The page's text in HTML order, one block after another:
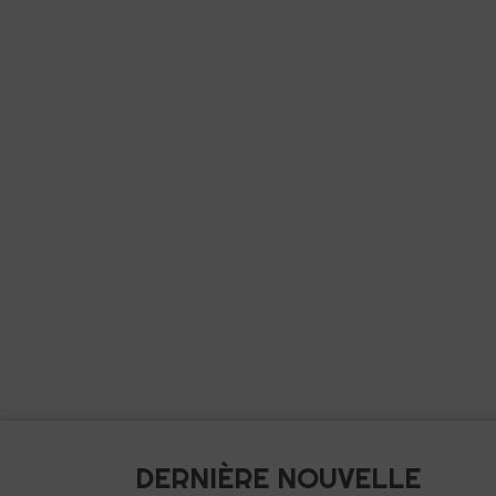
DERNIÈRE NOUVELLE